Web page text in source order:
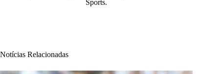
Sports.
Notícias Relacionadas